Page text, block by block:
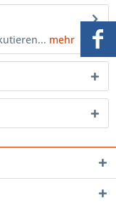
mehr